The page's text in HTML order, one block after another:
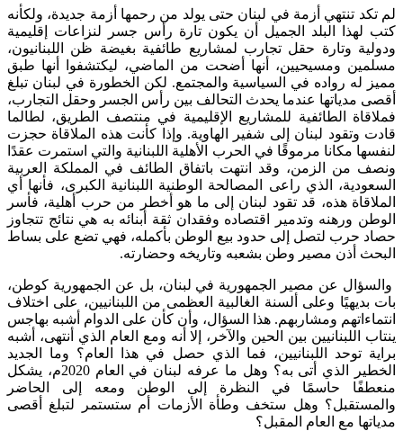
لم تكد تنتهي أزمة في لبنان حتى يولد من رحمها أزمة جديدة، ولكأنه
كتب لهذا البلد الجميل أن يكون تارة رأس جسر لنزاعات إقليمية
ودولية وتارة حقل تجارب لمشاريع طائفية بغيضة ظن اللبنانيون،
مسلمين ومسيحيين، أنها أضحت من الماضي، ليكتشفوا أنها طبق
مميز له رواده في السياسية والمجتمع. لكن الخطورة في لبنان تبلغ
أقصى مدياتها عندما يحدث التحالف بين رأس الجسر وحقل التجارب،
فملاقاة الطائفية للمشاريع الإقليمية في منتصف الطريق، لطالما
قادت وتقود لبنان إلى شفير الهاوية. وإذا كأنت هذه الملاقاة حجزت
لنفسها مكانا مرموقًا في الحرب الأهلية اللبنانية والتي استمرت عقدًا
ونصف من الزمن، وقد انتهت باتفاق الطائف في المملكة العربية
السعودية، الذي راعى المصالحة الوطنية اللبنانية الكبرى، فأنها أي
الملاقاة هذه، قد تقود لبنان إلى ما هو أخطر من حرب أهلية، فأسر
الوطن ورهنه وتدمير اقتصاده وفقدان ثقة أبنائه به هي نتائج تتجاوز
حصاد حرب لتصل إلى حدود بيع الوطن بأكمله، فهي تضع على بساط
البحث أذن مصير وطن بشعبه وتاريخه وحضارته.
والسؤال عن مصير الجمهورية في لبنان، بل عن الجمهورية كوطن،
بات بديهيًا وعلى ألسنة الغالبية العظمى من اللبنانيين، على اختلاف
انتماءاتهم ومشاربهم. هذا السؤال، وأن كأن على الدوام أشبه بهاجس
ينتاب اللبنانيين بين الحين والآخر، إلا أنه ومع العام الذي أنتهى، أشبه
براية توحد اللبنانيين، فما الذي حصل في هذا العام؟ وما الجديد
الخطير الذي أتى به؟ وهل ما عرفه لبنان في العام 2020م، يشكل
منعطفًا حاسمًا في النظرة إلى الوطن ومعه إلى الحاضر
والمستقبل؟ وهل ستخف وطأة الأزمات أم ستستمر لتبلغ أقصى
مدياتها مع العام المقبل؟